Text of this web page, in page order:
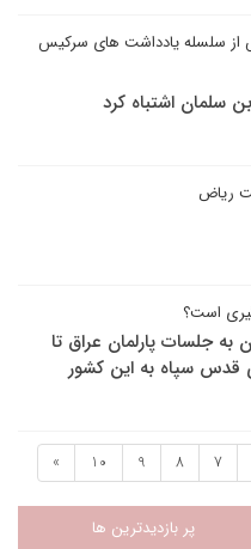
سلسله یادداشت های سرکیس
سلمان اشتباه کرد
ریاض
است؟
به جلسات پارلمان عراق تا
قدس سپاه به این کشور
7
8
9
10
»
پر بازدیدترین ها